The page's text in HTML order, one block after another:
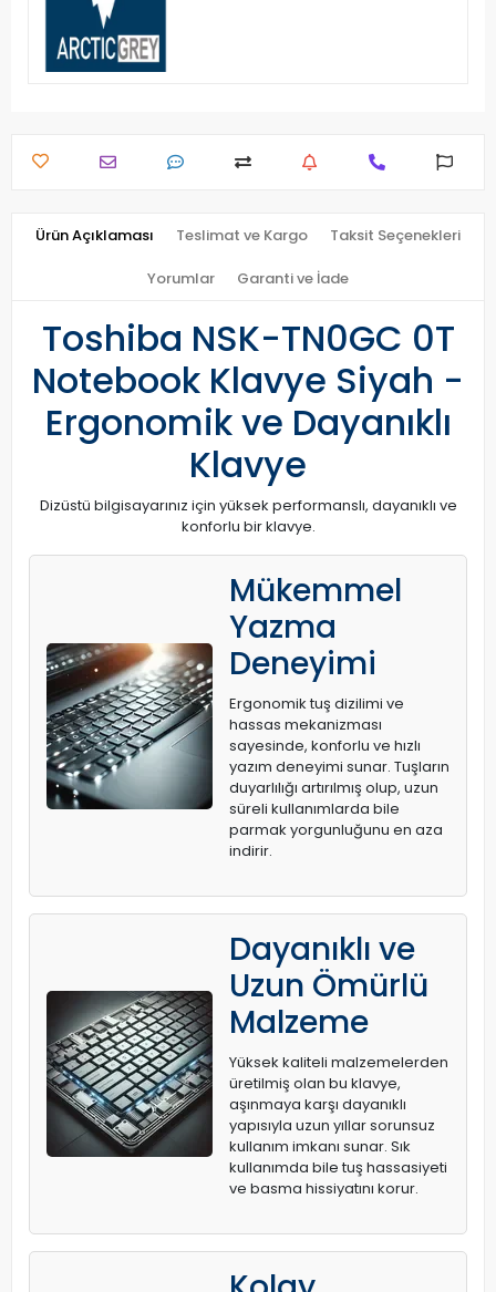
Ürün Açıklaması Teslimat ve Kargo Taksit Seçenekleri
Yorumlar Garanti ve İade
Toshiba NSK-TN0GC 0T
Notebook Klavye Siyah -
Ergonomik ve Dayanıklı
Klavye
Dizüstü bilgisayarınız için yüksek performanslı, dayanıklı ve
konforlu bir klavye.
Mükemmel
Yazma
Deneyimi
Ergonomik tuş dizilimi ve
hassas mekanizması
sayesinde, konforlu ve hızlı
yazım deneyimi sunar. Tuşların
duyarlılığı artırılmış olup, uzun
süreli kullanımlarda bile
parmak yorgunluğunu en aza
indirir.
Dayanıklı ve
Uzun Ömürlü
Malzeme
Yüksek kaliteli malzemelerden
üretilmiş olan bu klavye,
aşınmaya karşı dayanıklı
yapısıyla uzun yıllar sorunsuz
kullanım imkanı sunar. Sık
kullanımda bile tuş hassasiyeti
ve basma hissiyatını korur.